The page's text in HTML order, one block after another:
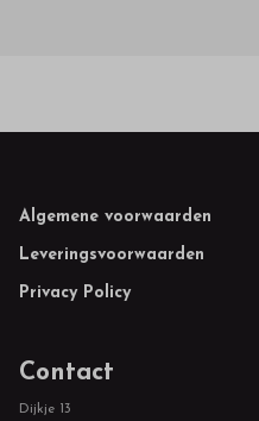
Footer
Algemene voorwaarden
Leveringsvoorwaarden
Privacy Policy
Contact
Dijkje 13